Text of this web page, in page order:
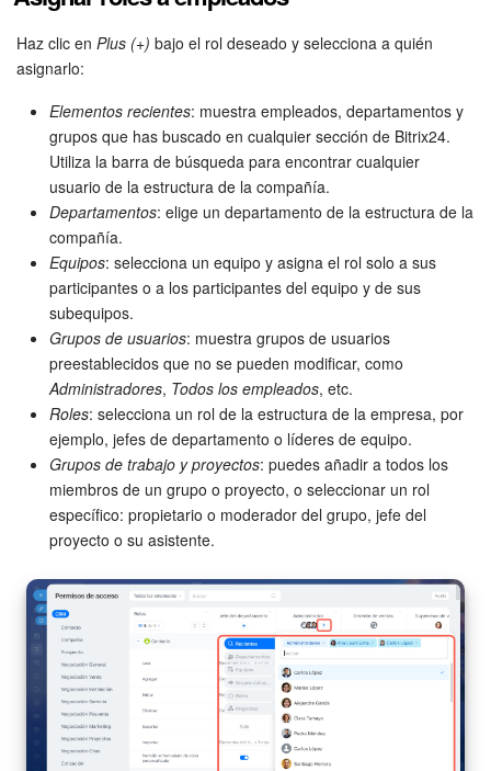
Haz clic en Plus (+) bajo el rol deseado y selecciona a quién
asignarlo:
Elementos recientes: muestra empleados, departamentos y
grupos que has buscado en cualquier sección de Bitrix24.
Utiliza la barra de búsqueda para encontrar cualquier
usuario de la estructura de la compañía.
Departamentos: elige un departamento de la estructura de la
compañía.
Equipos: selecciona un equipo y asigna el rol solo a sus
participantes o a los participantes del equipo y de sus
subequipos.
Grupos de usuarios: muestra grupos de usuarios
preestablecidos que no se pueden modificar, como
Administradores, Todos los empleados, etc.
Roles: selecciona un rol de la estructura de la empresa, por
ejemplo, jefes de departamento o líderes de equipo.
Grupos de trabajo y proyectos: puedes añadir a todos los
miembros de un grupo o proyecto, o seleccionar un rol
específico: propietario o moderador del grupo, jefe del
proyecto o su asistente.